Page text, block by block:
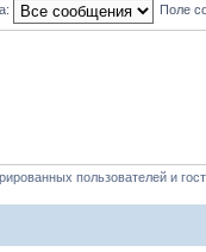
Поле
пользователей и